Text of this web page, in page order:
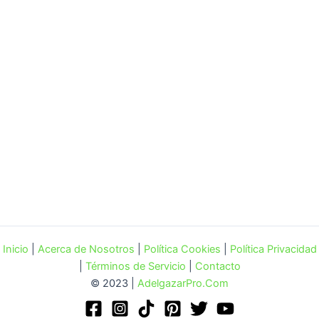
Inicio Acerca de Nosotros Política Cookies
Política Privacidad
Términos de Servicio
Contacto
© 2023 | AdelgazarPro.Com